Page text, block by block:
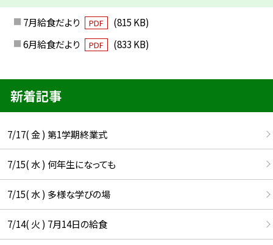
7月給食だより PDF
(815 KB)
6月給食だより
PDF (833 KB)
新着記事
7/17( 金 ) 第1学期終業式
7/15( 水 ) 何年生になっても
7/15( 水 ) 多様な学びの場
7/14( 火 ) 7月14日の給食